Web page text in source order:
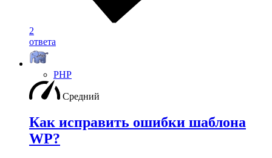
2
ответа
PHP
Средний
Как исправить ошибки шаблона
WP?